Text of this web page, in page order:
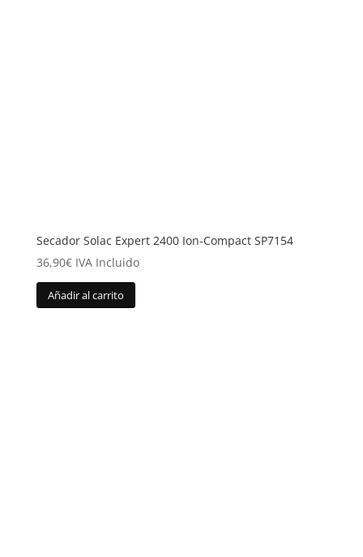
Secador Solac Expert 2400 Ion-Compact SP7154
36,90€ IVA Incluido
Añadir al carrito